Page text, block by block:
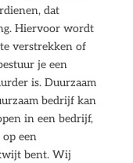
dat
Hiervoor wordt
verstrekken of
je een
is. Duurzaam
bedrijf kan
in een bedrijf,
een
bent. Wij